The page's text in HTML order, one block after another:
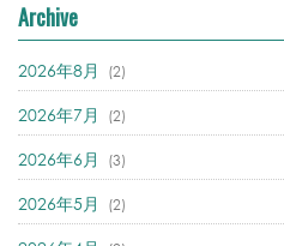
Archive
2026年8月 (2)
2026年7月 (2)
2026年6月 (3)
2026年5月 (2)